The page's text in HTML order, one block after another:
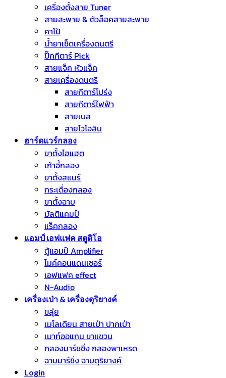
เครื่องตั้งสาย Tuner
สายสะพาย & ตัวล็อคสายสะพาย
คาโป้
น้ำยาเช็ดเครื่องดนตรี
ปิ๊กกีตาร์ Pick
สายแจ็ค หัวแจ็ค
สายเครื่องดนตรี
สายกีตาร์โปร่ง
สายกีตาร์ไฟฟ้า
สายเบส
สายไวโอลิน
ฮาร์ดแวร์กลอง
ขาตั้งไฮแฮต
เก้าอี้กลอง
ขาตั้งสแนร์
กระเดื่องกลอง
ขาตั้งฉาบ
มัลติแคมป์
แร็คกลอง
แอมป์ เอฟแฟค สตูดิโอ
ตู้แอมป์ Amplifier
ไมค์คอนแดนเซอร์
เอฟแฟค effect
N-Audio
เครื่องเป่า & เครื่องดุริยางค์
ขลุ่ย
เมโลเดียน สายเป่า ปากเป่า
เมาท์ออแกน ขาแขวน
กลองมาร์ชชิ่ง กลองพาเหรด
ฉาบมาร์ชิ่ง ฉาบดุริยางค์
Login